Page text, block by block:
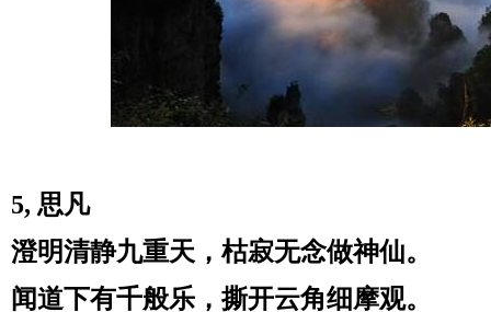
5, 思凡
澄明清静九重天，枯寂无念做神仙。
闻道下有千般乐，撕开云角细摩观。